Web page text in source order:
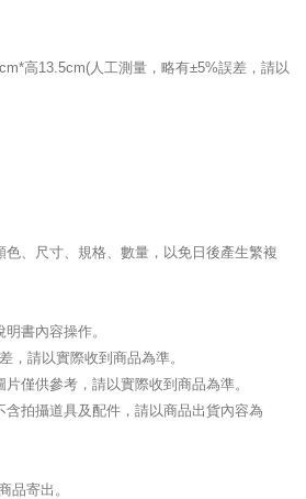
高13.5cm(人工測量，略有±5%誤差，請以
、尺寸、規格、數量，以免日後產生繁複
書內容操作。
，請以實際收到商品為準。
僅供參考，請以實際收到商品為準。
拍攝道具及配件，請以商品出貨內容為
品寄出。